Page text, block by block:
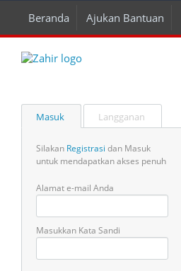
Beranda Ajukan Bantuan
Masuk Langganan
Silakan Registrasi dan Masuk
untuk mendapatkan akses penuh
Alamat e-mail Anda
Masukkan Kata Sandi